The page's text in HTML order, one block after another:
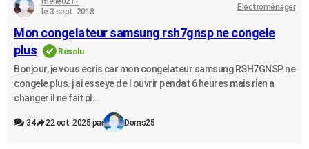
le 3 sept. 2018
Electroménager
Mon congelateur samsung rsh7gnsp ne congele
plus
Résolu
Bonjour, je vous ecris car mon congelateur samsung RSH7GNSP ne
congele plus. j ai esseye de l ouvrir pendat 6 heures mais rien a
changer.il ne fait pl...
34 22 oct. 2025 par Doms25